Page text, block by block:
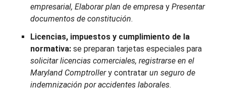
empresarial, Elaborar plan de empresa y Presentar
documentos de constitución.
Licencias, impuestos y cumplimiento de la
normativa: se preparan tarjetas especiales para
solicitar licencias comerciales, registrarse en el
Maryland Comptrollery contratar un seguro de
indemnización por accidentes laborales.